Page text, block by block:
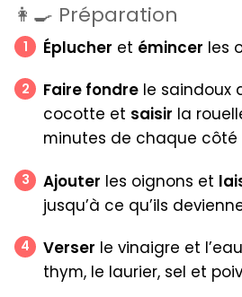
👩‍🍳 Préparation
Éplucher et émincer les
Faire fondre le saindoux
cocotte et saisir la
minutes de chaque côté
Ajouter les oignons et
jusqu’à ce qu’ils
Verser le vinaigre et
thym, le laurier, sel et